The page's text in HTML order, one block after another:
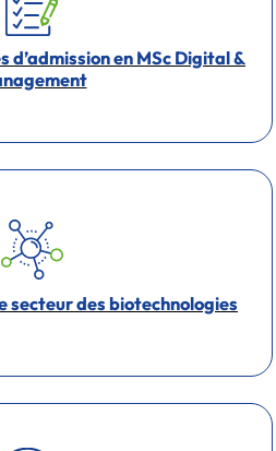
d’admission en MSc Digital &
secteur des biotechnologies